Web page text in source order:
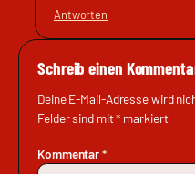
Antworten
Schreib einen
Deine E-Mail-Adresse wird
Felder sind mit* markiert
Kommentar*